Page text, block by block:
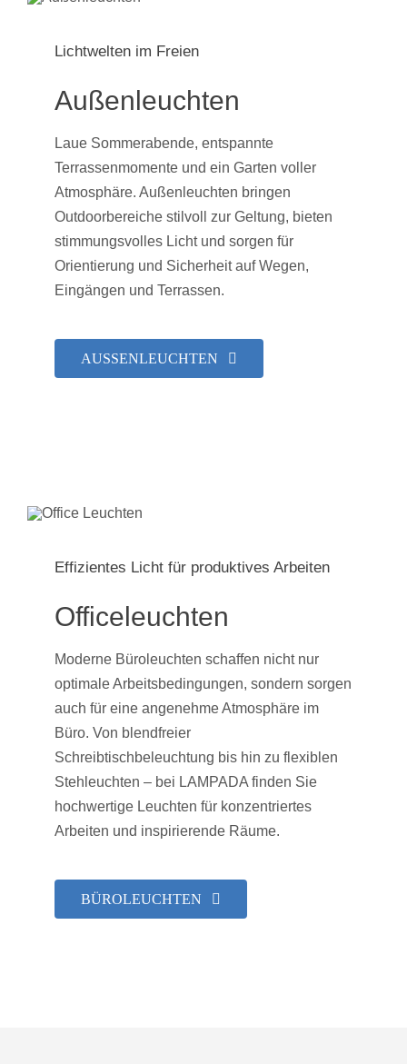
Lichtwelten im Freien
Außenleuchten
Laue Sommerabende, entspannte
Terrassenmomente und ein Garten voller
Atmosphäre. Außenleuchten bringen
Outdoorbereiche stilvoll zur Geltung, bieten
stimmungsvolles Licht und sorgen für
Orientierung und Sicherheit auf Wegen,
Eingängen und Terrassen.
AUSSENLEUCHTEN
Effizientes Licht für produktives Arbeiten
Officeleuchten
Moderne Büroleuchten schaffen nicht nur
optimale Arbeitsbedingungen, sondern sorgen
auch für eine angenehme Atmosphäre im
Büro. Von blendfreier
Schreibtischbeleuchtung bis hin zu flexiblen
Stehleuchten – bei LAMPADA finden Sie
hochwertige Leuchten für konzentriertes
Arbeiten und inspirierende Räume.
BÜROLEUCHTEN